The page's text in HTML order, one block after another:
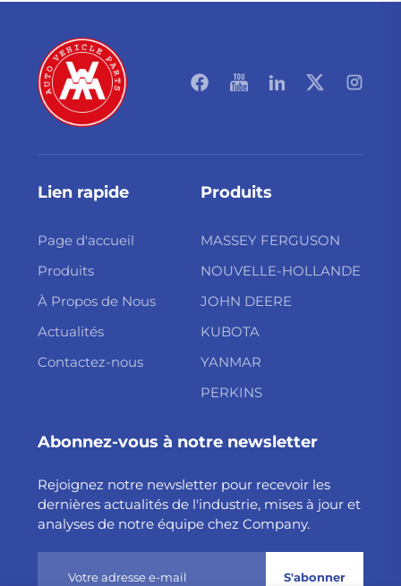
Lien rapide
Page d'accueil
Produits
À Propos de Nous
Actualités
Contactez-nous
Produits
MASSEY FERGUSON
NOUVELLE-HOLLANDE
JOHN DEERE
KUBOTA
YANMAR
PERKINS
Abonnez-vous à notre newsletter
Rejoignez notre newsletter pour recevoir les
dernières actualités de l'industrie, mises à jour et
analyses de notre équipe chez Company.
S'abonner